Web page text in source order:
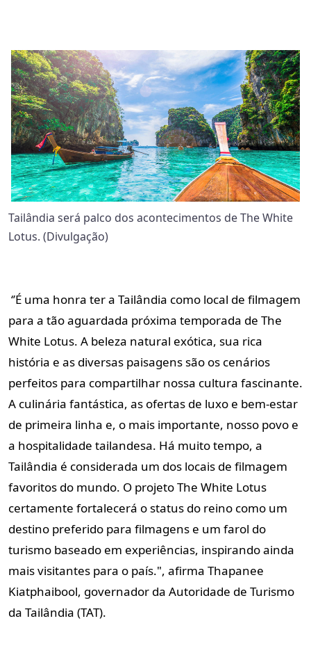
Tailândia será palco dos acontecimentos de The White
Lotus. (Divulgação)
‘’É uma honra ter a Tailândia como local de filmagem
para a tão aguardada próxima temporada de The
White Lotus. A beleza natural exótica, sua rica
história e as diversas paisagens são os cenários
perfeitos para compartilhar nossa cultura fascinante.
A culinária fantástica, as ofertas de luxo e bem-estar
de primeira linha e, o mais importante, nosso povo e
a hospitalidade tailandesa. Há muito tempo, a
Tailândia é considerada um dos locais de filmagem
favoritos do mundo. O projeto The White Lotus
certamente fortalecerá o status do reino como um
destino preferido para filmagens e um farol do
turismo baseado em experiências, inspirando ainda
mais visitantes para o país.", afirma Thapanee
Kiatphaibool, governador da Autoridade de Turismo
da Tailândia (TAT).